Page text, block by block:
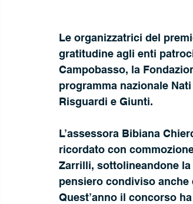
Le organizzatrici del
gratitudine agli enti
Campobasso, la
programma nazionale
Risguardi e Giunti.
L’assessora Bibiana
ricordato con
Zarrilli, sottolineandone
pensiero condiviso anche
Quest’anno il concorso